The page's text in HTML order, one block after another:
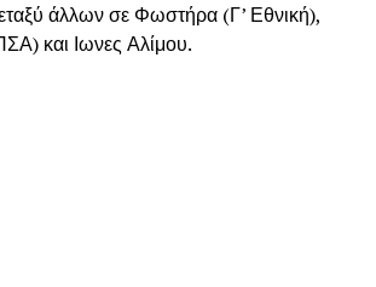
άλλων σε Φωστήρα (Γ’ Εθνική),
και Ιωνες Αλίμου.